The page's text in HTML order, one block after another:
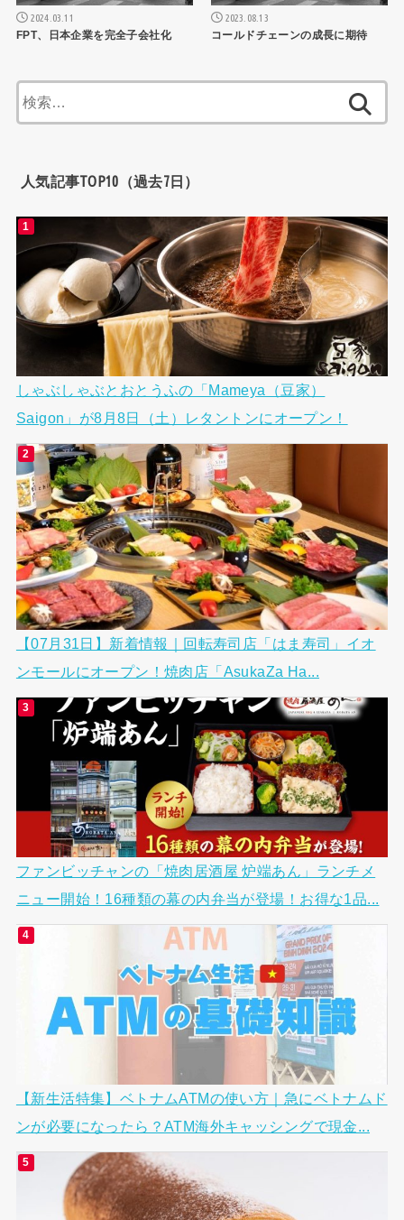
2024.03.11
FPT、日本企業を完全子会社化
2023.08.13
コールドチェーンの成長に期待
索:
人気記事TOP10（過去7日）
しゃぶしゃぶとおとうふの「Mameya（豆家）
Saigon」が8月8日（土）レタントンにオープン！
【07月31日】新着情報｜回転寿司店「はま寿司」イオ
ンモールにオープン！焼肉店「AsukaZa Ha...
ファンビッチャンの「焼肉居酒屋 炉端あん」ランチメ
ニュー開始！16種類の幕の内弁当が登場！お得な1品...
【新生活特集】ベトナムATMの使い方｜急にベトナムド
ンが必要になったら？ATM海外キャッシングで現金...